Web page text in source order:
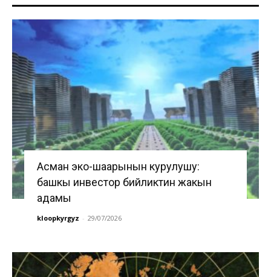
Асман эко-шаарынын курулушу:
башкы инвестор бийликтин жакын
адамы
kloopkyrgyz - 29/07/2026